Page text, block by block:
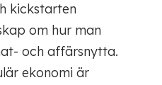
kickstarten
om hur man
och affärsnytta.
ekonomi är